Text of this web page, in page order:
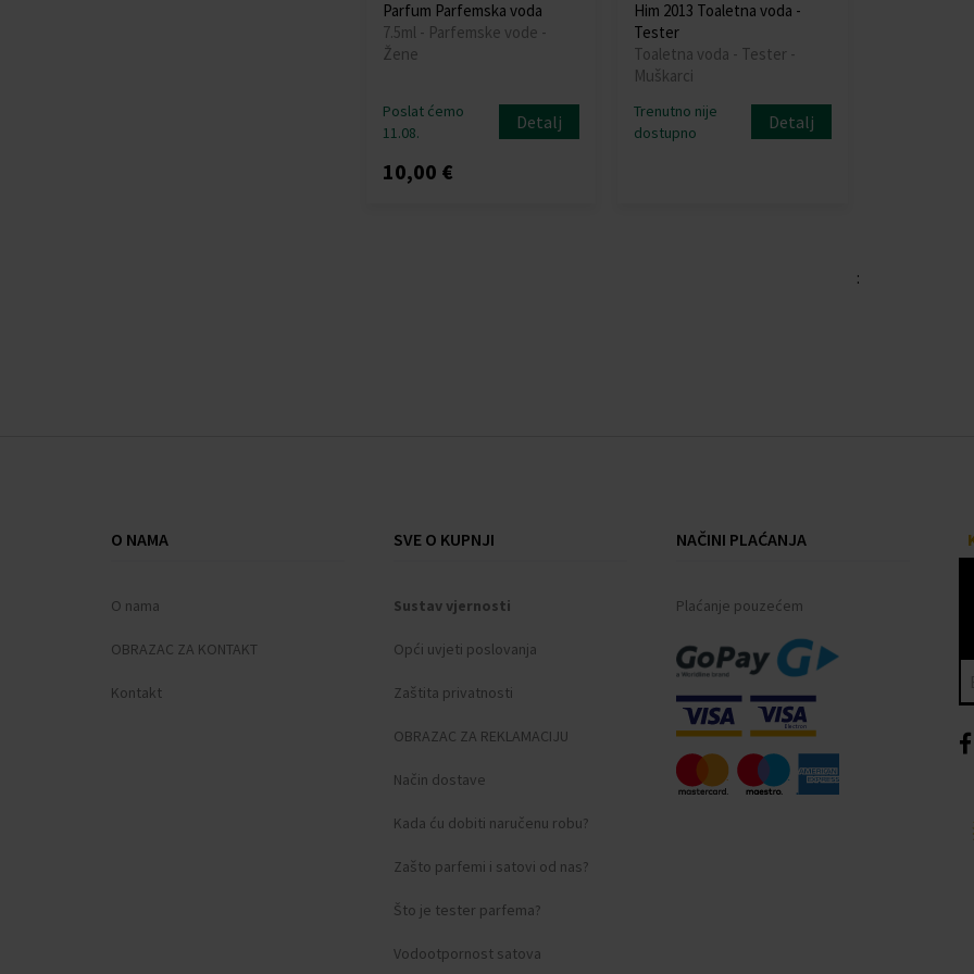
Parfum Parfemska voda
7.5ml - Parfemske vode -
Žene
Poslat ćemo
11.08.
Detalj
10,00 €
Him 2013 Toaletna voda -
Tester
Toaletna voda - Tester -
Muškarci
Trenutno nije
dostupno
Detalj
:
O NAMA
O nama
OBRAZAC ZA KONTAKT
Kontakt
SVE O KUPNJI
Sustav vjernosti
Opći uvjeti poslovanja
Zaštita privatnosti
OBRAZAC ZA REKLAMACIJU
Način dostave
Kada ću dobiti naručenu robu?
Zašto parfemi i satovi od nas?
Što je tester parfema?
Vodootpornost satova
NAČINI PLAĆANJA
Plaćanje pouzećem